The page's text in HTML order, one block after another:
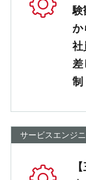
験
か
社
差
制
サービスエンジ